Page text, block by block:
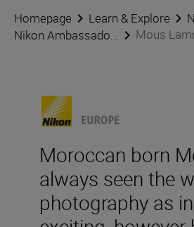
Homepage Learn & Explore
Nikon Ambassado...
Mous
Moroccan born
always seen the
photography as